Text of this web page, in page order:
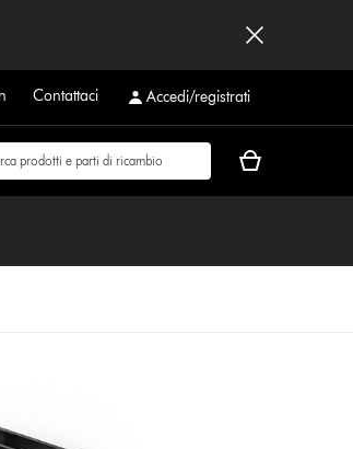
Contattaci Accedi/registrati
Il